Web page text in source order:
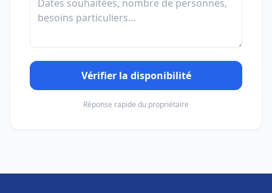
Vérifier la disponibilité
Réponse rapide du propriétaire